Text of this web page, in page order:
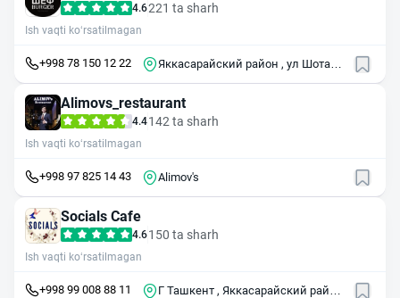
4.6221 ta sharh
Ish vaqti ko‘rsatilmagan
+998 78 150 12 22
Яккасарайский район , ул Шота
Alimovs_restaurant
4.4142 ta sharh
Ish vaqti ko‘rsatilmagan
+998 97 825 14 43 Alimov's
Socials Cafe
4.6150 ta sharh
Ish vaqti ko‘rsatilmagan
+998 99 008 88 11
Г Ташкент , Яккасарайский район